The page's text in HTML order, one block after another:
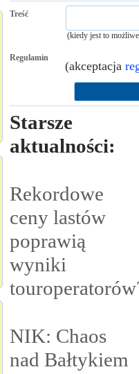
Treść
(kiedy jest to
Regulamin
(akceptacja
Starsze
aktualności:
Rekordowe
ceny lastów
poprawią
wyniki
NIK: Chaos
nad Bałtykiem